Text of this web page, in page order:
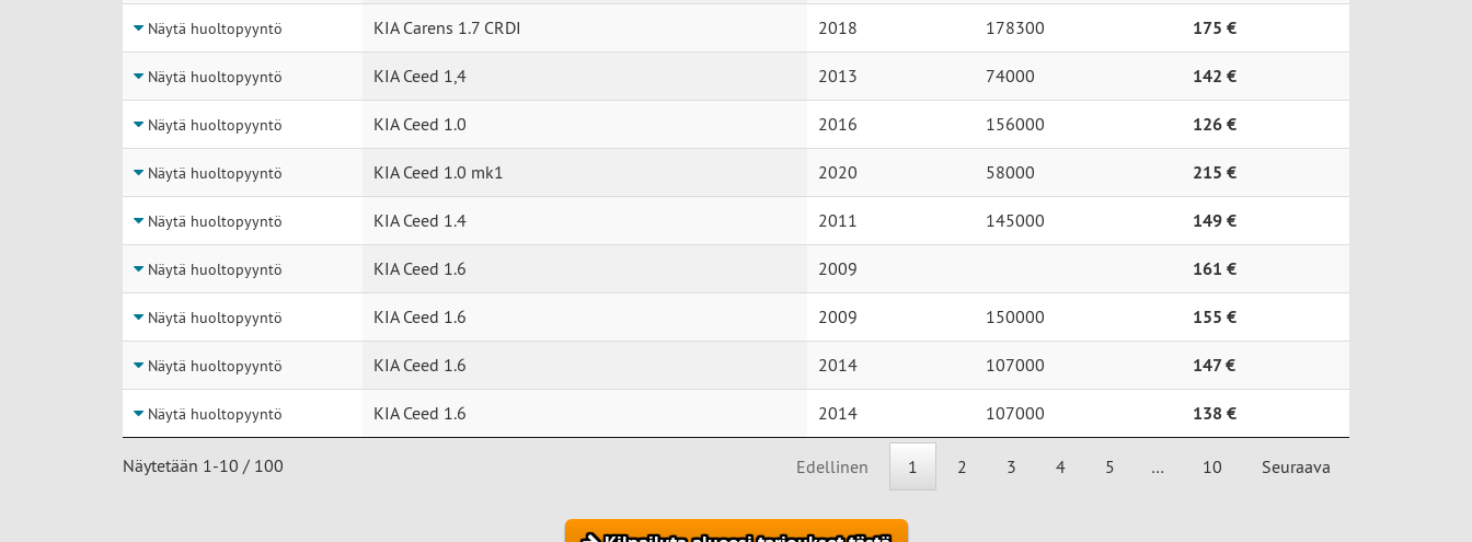
Näytä huoltopyyntö KIA Carens 1.7 CRDI 2018 178300 175 €
Näytä huoltopyyntö KIA Ceed 1,4 2013 74000 142 €
Näytä huoltopyyntö KIA Ceed 1.0 2016 156000 126 €
Näytä huoltopyyntö KIA Ceed 1.0 mk1 2020 58000 215 €
Näytä huoltopyyntö KIA Ceed 1.4 2011 145000 149 €
Näytä huoltopyyntö KIA Ceed 1.6 2009 161 €
Näytä huoltopyyntö KIA Ceed 1.6 2009 150000 155 €
Näytä huoltopyyntö KIA Ceed 1.6 2014 107000 147 €
Näytä huoltopyyntö KIA Ceed 1.6 2014 107000 138 €
Näytetään 1-10 / 100 Edellinen 1 2 3 4 5 … 10 Seuraava